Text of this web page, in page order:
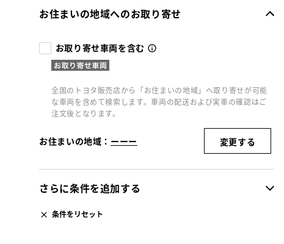
お住まいの地域へのお取り寄せ
お取り寄せ車両を含む
全国のトヨタ販売店から「お住まいの地域」へ取り寄せが可能
な車両を含めて検索します。車両の配送および実車の確認はご
注文後となります。
お住まいの地域： ーーー 変更する
さらに条件を追加する
条件をリセット